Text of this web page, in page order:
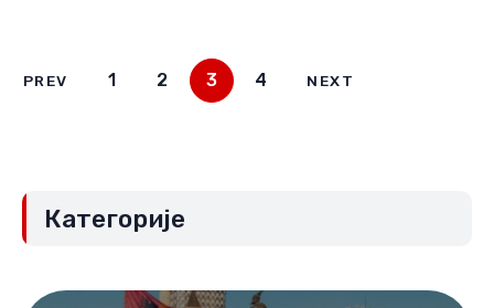
PREV 1 2 3 4 NEXT
Категорије